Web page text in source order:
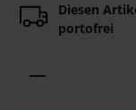
Diesen
portofrei
Produkt